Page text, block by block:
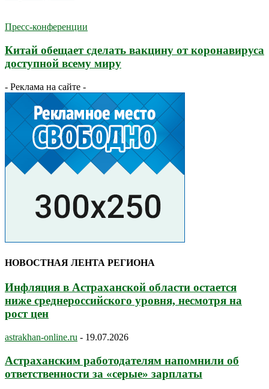
Пресс-конференции
Китай обещает сделать вакцину от коронавируса
доступной всему миру
- Реклама на сайте -
НОВОСТНАЯ ЛЕНТА РЕГИОНА
Инфляция в Астраханской области остается
ниже среднероссийского уровня, несмотря на
рост цен
astrakhan-online.ru - 19.07.2026
Астраханским работодателям напомнили об
ответственности за «серые» зарплаты